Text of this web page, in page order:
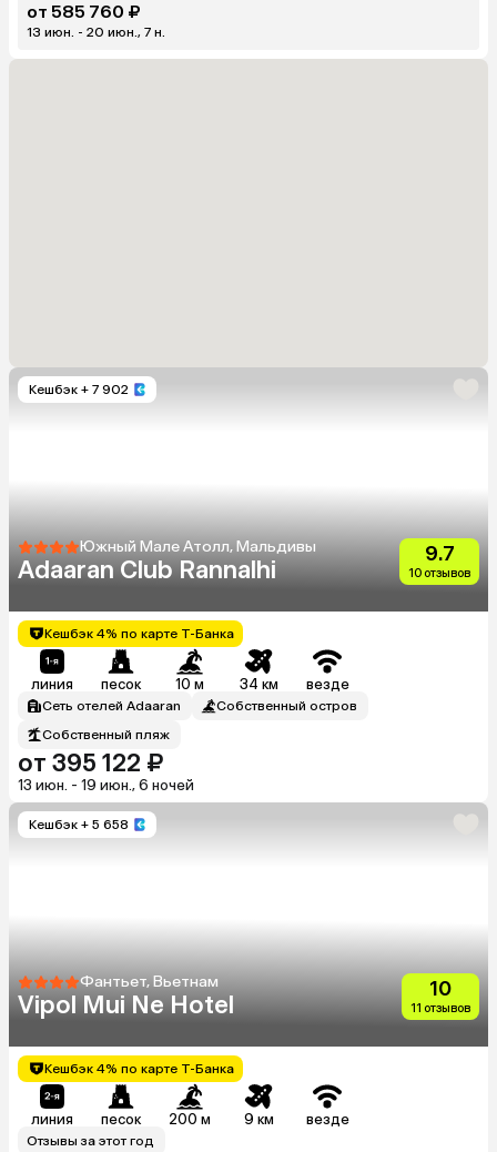
от 585 760 ₽
13 июн. - 20 июн., 7 н.
Кешбэк + 7 902
Южный Мале Атолл, Мальдивы
Adaaran Club Rannalhi
9.7
10 отзывов
Кешбэк 4% по карте Т-Банка
линия песок 10 м 34 км везде
Сеть отелей Adaaran
Собственный остров
Собственный пляж
от 395 122 ₽
13 июн. - 19 июн., 6 ночей
Кешбэк + 5 658
Фантьет, Вьетнам
Vipol Mui Ne Hotel
10
11 отзывов
Кешбэк 4% по карте Т-Банка
линия песок 200 м 9 км везде
Отзывы за этот год